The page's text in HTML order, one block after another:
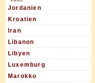
Jordanien
Kroatien
Iran
Libanon
Libyen
Luxemburg
Marokko